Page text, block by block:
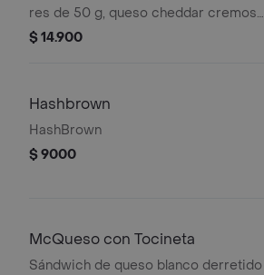
res de 50 g, queso cheddar cremoso,
cebolla, pepinillos, salsa de tomate y
$ 14.900
Hashbrown
HashBrown
$ 9000
McQueso con Tocineta
Sándwich de queso blanco derretido